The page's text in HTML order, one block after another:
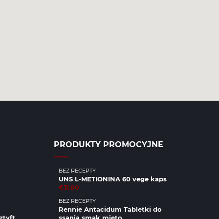
PRODUKTY PROMOCYJNE
BEZ RECEPTY
UNS L-METIONINA 60 vege kaps
€11.00
BEZ RECEPTY
Rennie Antacidum Tabletki do